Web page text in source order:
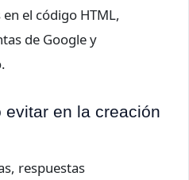
el código HTML,
de Google y
evitar en la creación
respuestas